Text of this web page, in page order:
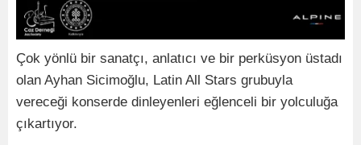
Çok yönlü bir sanatçı, anlatıcı ve bir perküsyon üstadı
olan Ayhan Sicimoğlu, Latin All Stars grubuyla
vereceği konserde dinleyenleri eğlenceli bir yolculuğa
çıkartıyor.